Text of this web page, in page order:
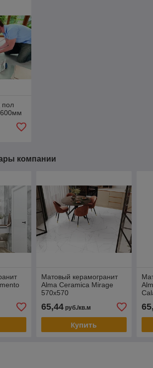
пол
компании
Матовый керамогранит
Alma Ceramica Mirage
570х570
65,44руб./кв.м
Купить